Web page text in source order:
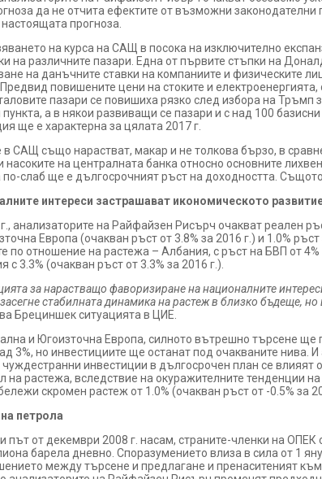
да не отчита ефектите от възможни
прогноза.
на курса на САЩ в посока на изключително
на различните пазари. Една от първите стъпки на
на данъчните ставки на компаниите и физическите
повишените цени на стоките и
пазари се повишиха рязко след избора на
пункта, а в някои развиващи се пазари и с над 100
ще е характерна за цялата 2017 г.
в САЩ също нарастват, макар и не толкова бързо, в
насоките на централната банка относно основните
по-слаб ще е дългосрочният ръст на доходността.
интереси застрашават икономическото
анализаторите на Райфайзен Рисърч очакват реален
Европа (очакван ръст от 3.8% за 2016 г.) и 1.0%
по отношение на растежа – Албания, с ръст на БВП от
с 3.3% (очакван ръст от 3.3% за 2016 г.).
за нарастващо фаворизиране на националните
стабилната динамика на растеж в близко бъдеще,
Брециншек ситуацията в ЦИЕ.
и Югоизточна Европа, силното вътрешно търсене
3%, но инвестициите ще останат под очакваните
чуждестранни инвестиции в дългосрочен план се
на растежа, вследствие на окуражителните тенденции
скромен растеж от 1.0% (очакван ръст от -0.5% за
петрола
път от декември 2008 г. насам, страните-членки на
барела дневно. Споразумението влиза в сила от 1
между търсене и предлагане и пренаситеният